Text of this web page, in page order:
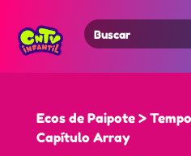
Search
for:
Ecos de Paipote >
Capítulo Array